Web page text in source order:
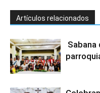
Artículos relacionados
Sabana